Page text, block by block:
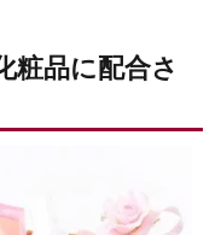
粧品に配合さ